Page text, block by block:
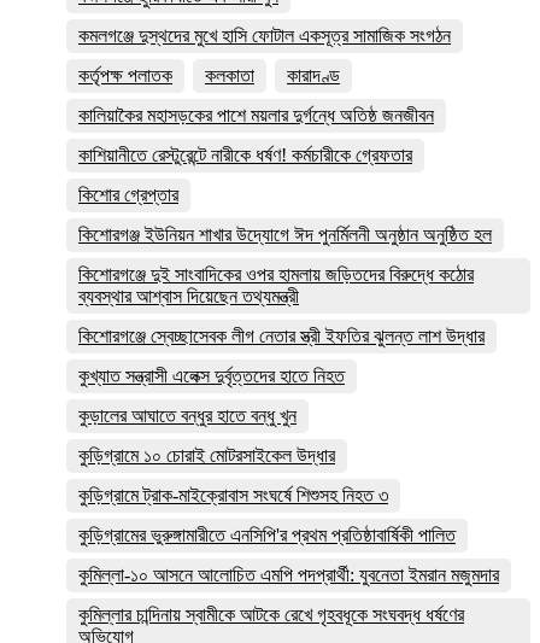
কমলগঞ্জে দুস্থদের মুখে হাসি ফোটাল একসূত্র সামাজিক সংগঠন
কর্তৃপক্ষ পলাতক
কলকাতা
কারাদণ্ড
কালিয়াকৈর মহাসড়কের পাশে ময়লার দুর্গন্ধে অতিষ্ঠ জনজীবন
কাশিয়ানীতে রেস্টুরেন্টে নারীকে ধর্ষণ! কর্মচারীকে গ্রেফতার
কিশোর গ্রেপ্তার
কিশোরগঞ্জ ইউনিয়ন শাখার উদ্যোগে ঈদ পুনর্মিলনী অনুষ্ঠান অনুষ্ঠিত হল
কিশোরগঞ্জে দুই সাংবাদিকের ওপর হামলায় জড়িতদের বিরুদ্ধে কঠোর
ব্যবস্থার আশ্বাস দিয়েছেন তথ্যমন্ত্রী
কিশোরগঞ্জে স্বেচ্ছাসেবক লীগ নেতার স্ত্রী ইফতির ঝুলন্ত লাশ উদ্ধার
কুখ্যাত সন্ত্রাসী এলেক্স দুর্বৃত্তদের হাতে নিহত
কুড়ালের আঘাতে বন্ধুর হাতে বন্ধু খুন
কুড়িগ্রামে ১০ চোরাই মোটরসাইকেল উদ্ধার
কুড়িগ্রামে ট্রাক-মাইক্রোবাস সংঘর্ষে শিশুসহ নিহত ৩
কুড়িগ্রামের ভুরুঙ্গামারীতে এনসিপি'র প্রথম প্রতিষ্ঠাবার্ষিকী পালিত
কুমিল্লা-১০ আসনে আলোচিত এমপি পদপ্রার্থী: যুবনেতা ইমরান মজুমদার
কুমিল্লার চান্দিনায় স্বামীকে আটকে রেখে গৃহবধূকে সংঘবদ্ধ ধর্ষণের
অভিযোগ